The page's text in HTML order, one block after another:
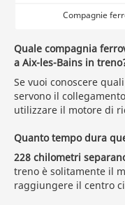
Compagnie
Quale compagnia
a Aix-les-Bains in
Se vuoi conoscere
servono il
utilizzare il motore di
Quanto tempo dura
228 chilometri
treno è solitamente il
raggiungere il centro